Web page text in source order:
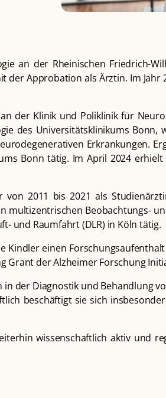
an der Rheinischen Friedrich-
der Approbation als Ärztin. Im
der Klinik und Poliklinik für
des Universitätsklinikums Bonn,
Erkrankungen.
Bonn tätig. Im April 2024
2011 bis 2021 als
multizentrischen Beobachtungs-
und Raumfahrt (DLR) in Köln tätig.
Kindler einen
der Alzheimer Forschung
der Diagnostik und Behandlung
beschäftigt sie sich
wissenschaftlich aktiv und